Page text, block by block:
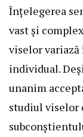
Înțelegerea
vast și
viselor
individual.
unanim
studiul viselor